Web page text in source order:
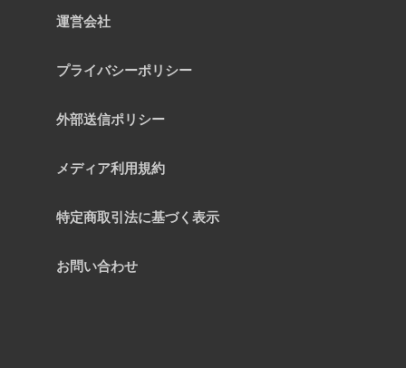
運営会社
プライバシーポリシー
外部送信ポリシー
メディア利用規約
特定商取引法に基づく表示
お問い合わせ